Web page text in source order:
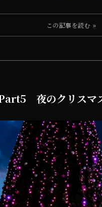
夜のクリスマ